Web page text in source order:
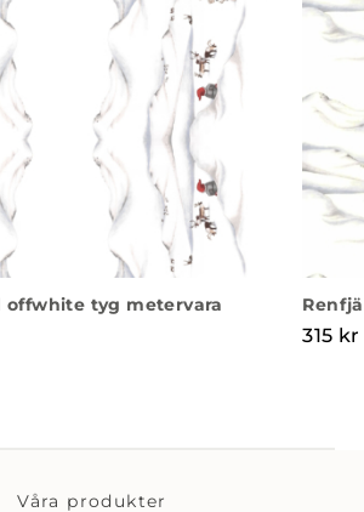
offwhite tyg metervara
315 kr
Våra produkter